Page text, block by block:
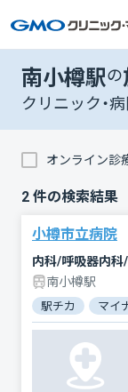
南小樽駅の
クリニック・
オンライン診
2 件の検索結果
小樽市立病院
南小樽駅
駅チカ マイ